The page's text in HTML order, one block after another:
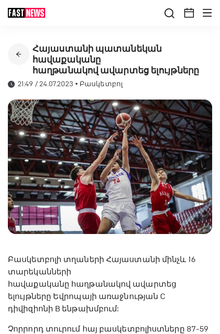
Հայաստանի պատանեկան
հավաքականը
հաղթանակով ավարտեց ելույթները
21:49 / 24.07.2023 • Բասկետբոլ
Բասկետբոլի տղաների Հայաստանի մինչև 16
տարեկանների
հավաքականը հաղթանակով ավարտեց
ելույթները Եվրոպայի առաջնության C
դիվիզիոնի B ենթախմբում:
Չորրորդ տուրում հայ բասկետբոլիստները 87-59